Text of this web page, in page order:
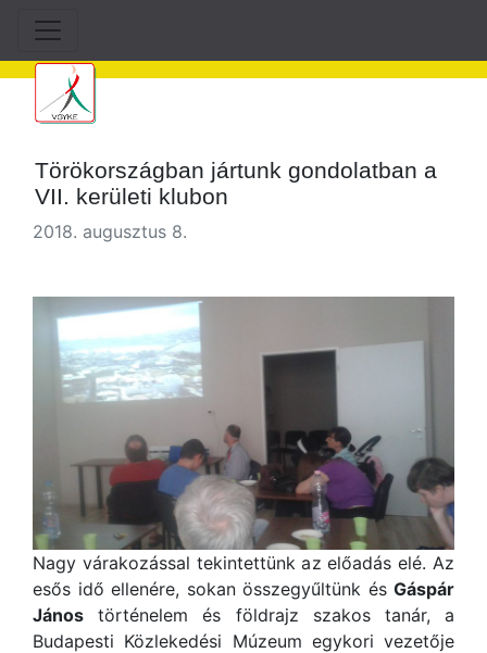
Törökországban jártunk gondolatban a
VII. kerületi klubon
2018. augusztus 8.
Nagy várakozással tekintettünk az előadás elé. Az
esős idő ellenére, sokan összegyűltünk és Gáspár
János történelem és földrajz szakos tanár, a
Budapesti Közlekedési Múzeum egykori vezetője